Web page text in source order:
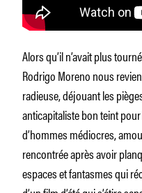
Alors qu’il n’avait plus
Rodrigo Moreno nous
radieuse, déjouant les
anticapitaliste bon teint
d’hommes médiocres,
rencontrée après avoir
espaces et fantasmes qui